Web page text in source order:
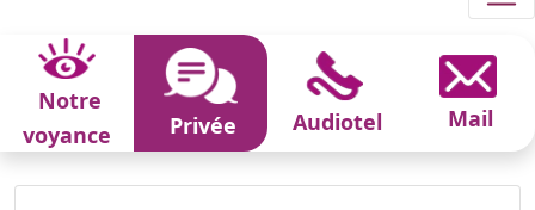
Notre
voyance
Privée Audiotel Mail